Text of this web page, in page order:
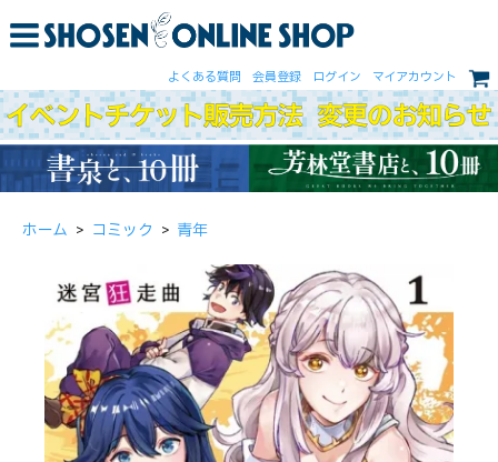
よくある質問 会員登録 ログイン マイアカウント
ホーム > コミック > 青年